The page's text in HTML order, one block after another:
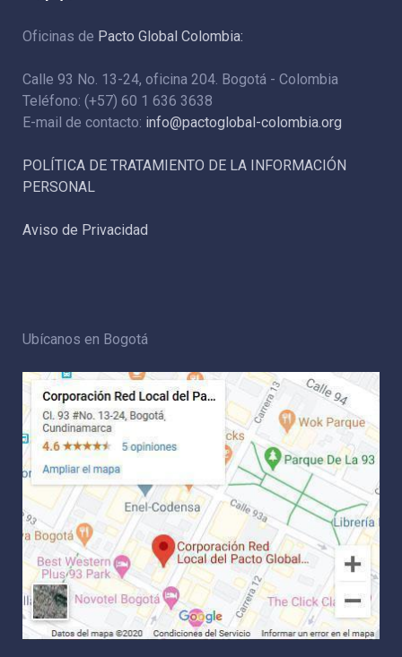
Oficinas de Pacto Global Colombia:
Calle 93 No. 13-24, oficina 204. Bogotá - Colombia
Teléfono: (+57) 60 1 636 3638
E-mail de contacto: info@pactoglobal-colombia.org
POLÍTICA DE TRATAMIENTO DE LA INFORMACIÓN
PERSONAL
Aviso de Privacidad
Ubícanos en Bogotá